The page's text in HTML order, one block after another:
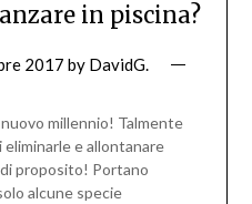
in piscina?
2017 by DavidG.
millennio! Talmente
e allontanare
proposito! Portano
alcune specie